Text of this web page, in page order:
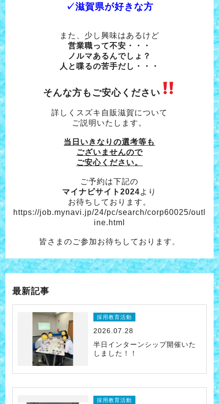
✓滋賀県が好きな方
また、少し興味はあるけど
営業職って不安・・・
ノルマあるんでしょ？
人と喋るの苦手だし・・・
そんな方もご安心ください
詳しくスズキ自販滋賀について
ご説明いたします。
当日いきなりの選考等も
ございませんので
ご安心ください。
ご予約は下記の
マイナビサイト2024より
お待ちしております。
https://job.mynavi.jp/24/pc/search/corp60025/outl
ine.html
皆さまのご参加お待ちしております 。
最新記事
採用教育活動
2026.07.28
半日インターンシップ開催いた
しました！！
採用教育活動